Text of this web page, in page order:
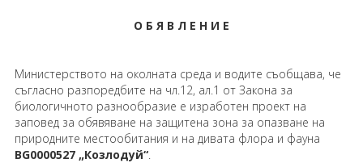
О Б Я В Л Е Н И Е
Министерството на околната среда и водите съобщава, че
съгласно разпоредбите на чл.12, ал.1 от Закона за
биологичното разнообразие е изработен проект на
заповед за обявяване на защитена зона за опазване на
природните местообитания и на дивата флора и фауна
BG0000527 „Козлодуй“